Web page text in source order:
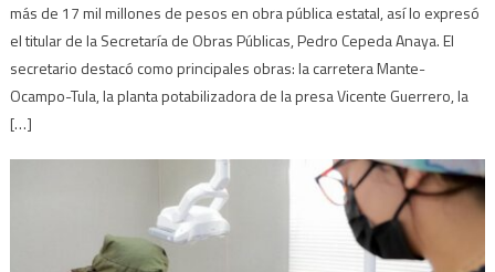
más de 17 mil millones de pesos en obra pública estatal, así lo expresó
el titular de la Secretaría de Obras Públicas, Pedro Cepeda Anaya. El
secretario destacó como principales obras: la carretera Mante-
Ocampo-Tula, la planta potabilizadora de la presa Vicente Guerrero, la
[…]